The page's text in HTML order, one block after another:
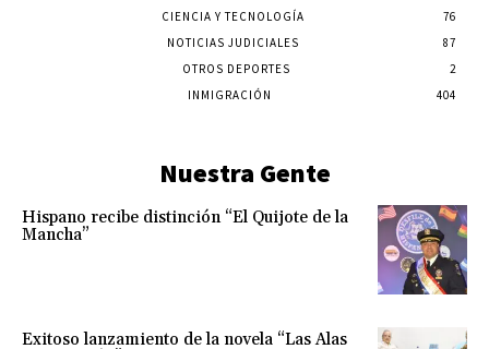
CIENCIA Y TECNOLOGÍA
76
NOTICIAS JUDICIALES
87
OTROS DEPORTES
2
INMIGRACIÓN
404
Nuestra Gente
Hispano recibe distinción “El Quijote de la
Mancha”
Exitoso lanzamiento de la novela “Las Alas